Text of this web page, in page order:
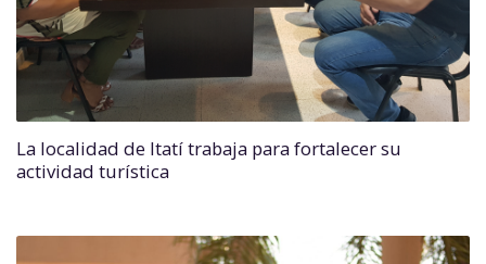
La localidad de Itatí trabaja para fortalecer su
actividad turística